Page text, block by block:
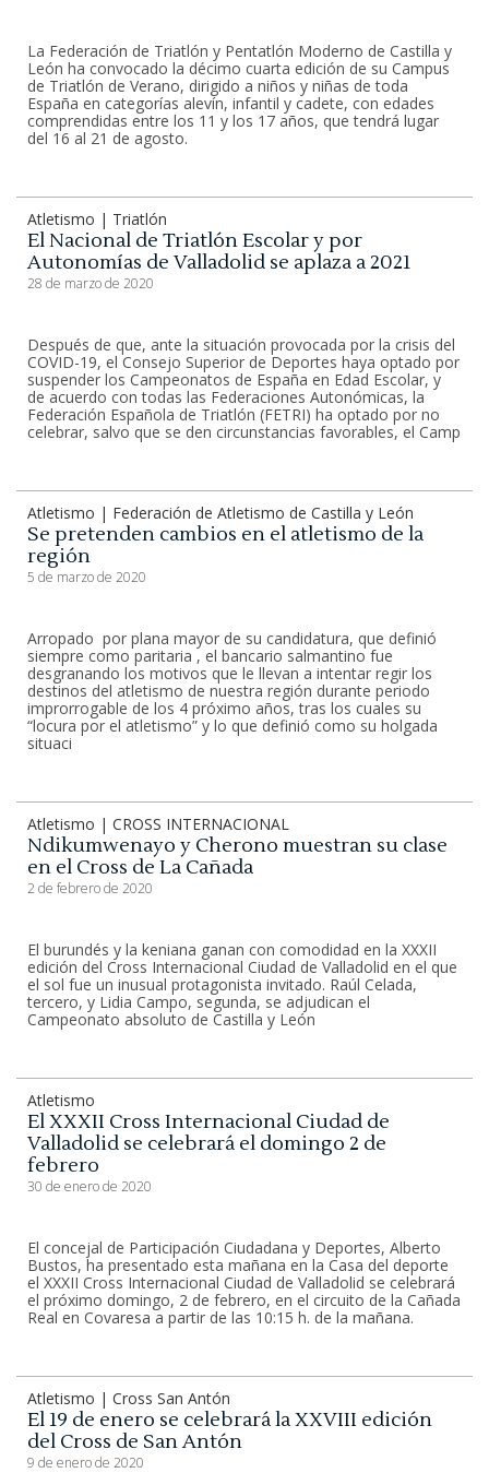
La Federación de Triatlón y Pentatlón Moderno de Castilla y
León ha convocado la décimo cuarta edición de su Campus
de Triatlón de Verano, dirigido a niños y niñas de toda
España en categorías alevín, infantil y cadete, con edades
comprendidas entre los 11 y los 17 años, que tendrá lugar
del 16 al 21 de agosto.
Atletismo | Triatlón
El Nacional de Triatlón Escolar y por
Autonomías de Valladolid se aplaza a 2021
28 de marzo de 2020
Después de que, ante la situación provocada por la crisis del
COVID-19, el Consejo Superior de Deportes haya optado por
suspender los Campeonatos de España en Edad Escolar, y
de acuerdo con todas las Federaciones Autonómicas, la
Federación Española de Triatlón (FETRI) ha optado por no
celebrar, salvo que se den circunstancias favorables, el Camp
Atletismo | Federación de Atletismo de Castilla y León
Se pretenden cambios en el atletismo de la
región
5 de marzo de 2020
Arropado por plana mayor de su candidatura, que definió
siempre como paritaria , el bancario salmantino fue
desgranando los motivos que le llevan a intentar regir los
destinos del atletismo de nuestra región durante periodo
improrrogable de los 4 próximo años, tras los cuales su
“locura por el atletismo” y lo que definió como su holgada
situaci
Atletismo | CROSS INTERNACIONAL
Ndikumwenayo y Cherono muestran su clase
en el Cross de La Cañada
2 de febrero de 2020
El burundés y la keniana ganan con comodidad en la XXXII
edición del Cross Internacional Ciudad de Valladolid en el que
el sol fue un inusual protagonista invitado. Raúl Celada,
tercero, y Lidia Campo, segunda, se adjudican el
Campeonato absoluto de Castilla y León
Atletismo
El XXXII Cross Internacional Ciudad de
Valladolid se celebrará el domingo 2 de
febrero
30 de enero de 2020
El concejal de Participación Ciudadana y Deportes, Alberto
Bustos, ha presentado esta mañana en la Casa del deporte
el XXXII Cross Internacional Ciudad de Valladolid se celebrará
el próximo domingo, 2 de febrero, en el circuito de la Cañada
Real en Covaresa a partir de las 10:15 h. de la mañana.
Atletismo | Cross San Antón
El 19 de enero se celebrará la XXVIII edición
del Cross de San Antón
9 de enero de 2020